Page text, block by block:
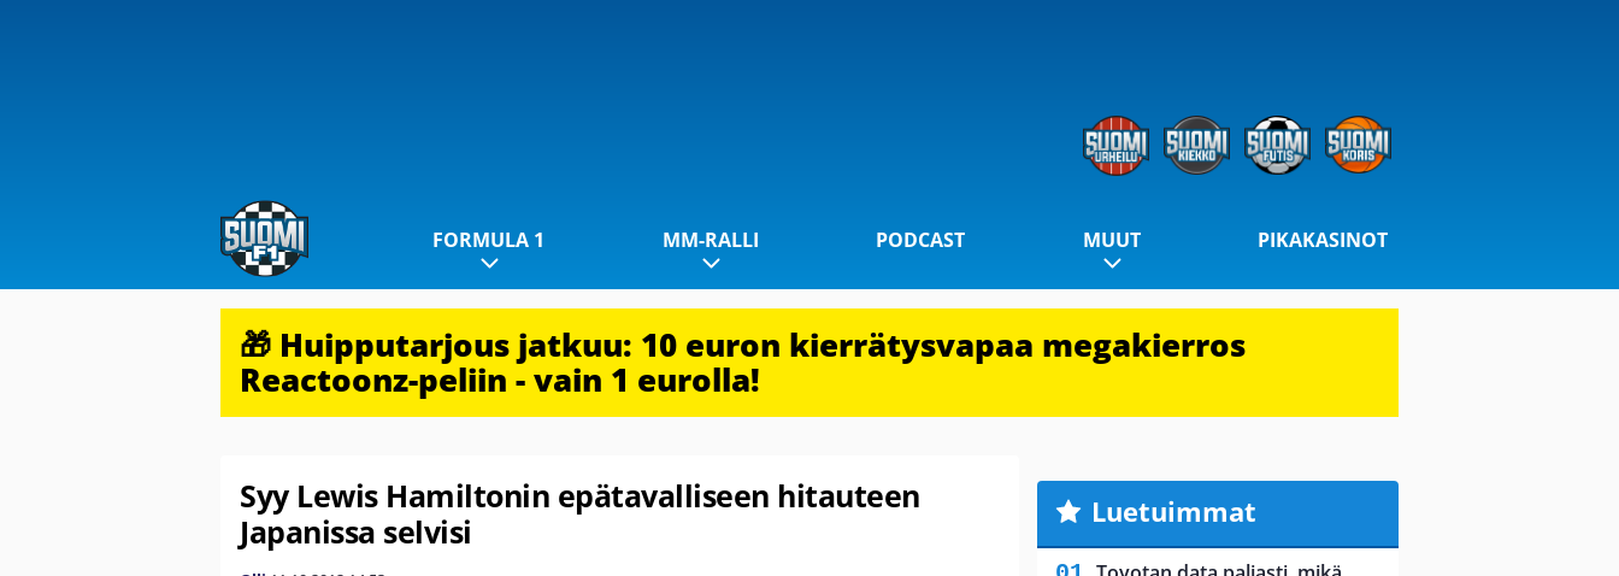
FORMULA 1 MM-RALLI PODCAST MUUT PIKAKASINOT
🎁 Huipputarjous jatkuu: 10 euron kierrätysvapaa megakierros
Reactoonz-peliin - vain 1 eurolla!
Syy Lewis Hamiltonin epätavalliseen hitauteen
Japanissa selvisi
Luetuimmat